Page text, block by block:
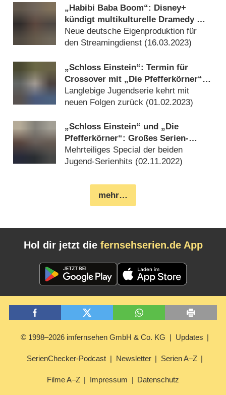
„Habibi Baba Boom“: Disney+
kündigt multikulturelle Dramedy mit
Omar El-Saeidi an
Neue deutsche Eigenproduktion für
den Streamingdienst (16.03.2023)
„Schloss Einstein“: Termin für
Crossover mit „Die Pfefferkörner“
und neue Staffel verkündet
Langlebige Jugendserie kehrt mit
neuen Folgen zurück (01.02.2023)
„Schloss Einstein“ und „Die
Pfefferkörner“: Großes Serien-
Crossover angekündigt
Mehrteiliges Special der beiden
Jugend-Serienhits (02.11.2022)
mehr…
Hol dir jetzt die fernsehserien.de App
© 1998–2026 imfernsehen GmbH & Co. KG Updates
SerienChecker-Podcast Newsletter Serien A–Z
Filme A–Z Impressum Datenschutz